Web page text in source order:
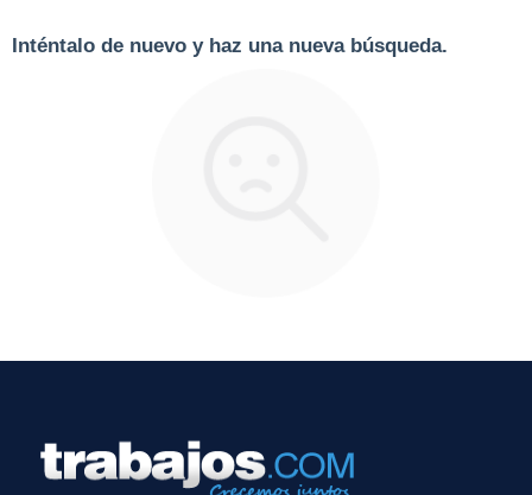
Inténtalo de nuevo y haz una nueva búsqueda.